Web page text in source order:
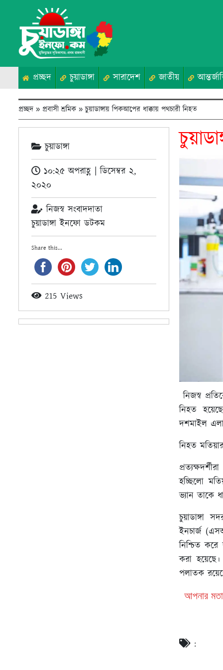
প্রচ্ছদ চুয়াডাঙ্গা সারাদেশ জাতীয়
প্রচ্ছদ » প্রবাসী শ্রমিক »চুয়াডাঙ্গায় পিকআপের ধাক্কায় পথচারী নিহত
চুয়াডাঙ্গা
১০:২৫ অপরাহ্ণ | ডিসেম্বর ২,
২০২০
নিজস্ব সংবাদদাতা
চুয়াডাঙ্গা ইনফো ডটকম
Share this...
215 Views
নিজস্ব
নিহত
দশমাইল
নিহত
হচ্ছিলো
ভ্যান তাকে
চুয়াডাঙ্গা
ইনচার্জ
নিশ্চিত
করা
পলাতক
আপনার
: